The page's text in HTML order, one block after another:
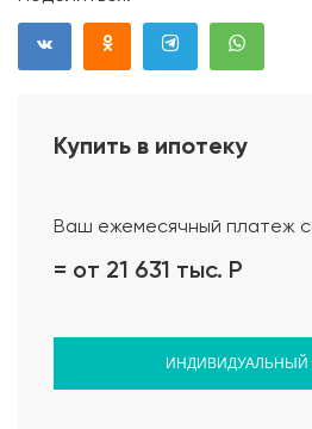
Проект дома
Купить в ипотеку
Ваш ежемесячный платеж
= от 21 631 тыс. Р
ИНДИВИДУАЛЬНЫЙ